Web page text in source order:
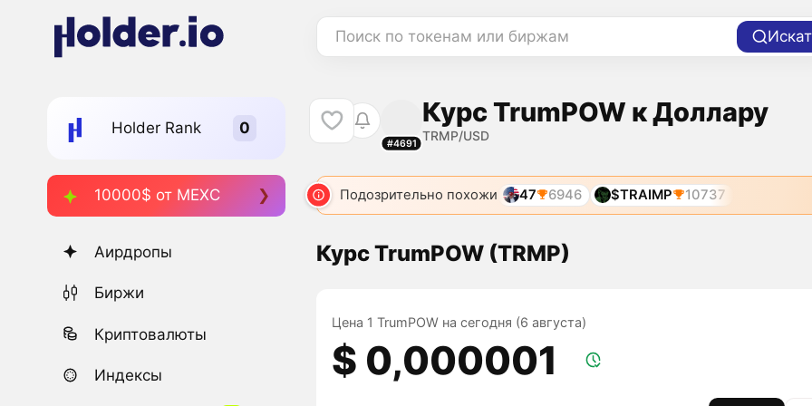
Поиск по токенам или биржам
Holder Rank
10000$ от MEXC
Аирдропы
Биржи
Криптовалюты
Индексы
#4691
Курс TrumPOW к Доллару
TRMP/USD
Подозрительно похожи 47 6946 $TRAIMP 10737
Курс TrumPOW (TRMP)
Цена 1 TrumPOW на сегодня (6 августа)
$ 0,000001